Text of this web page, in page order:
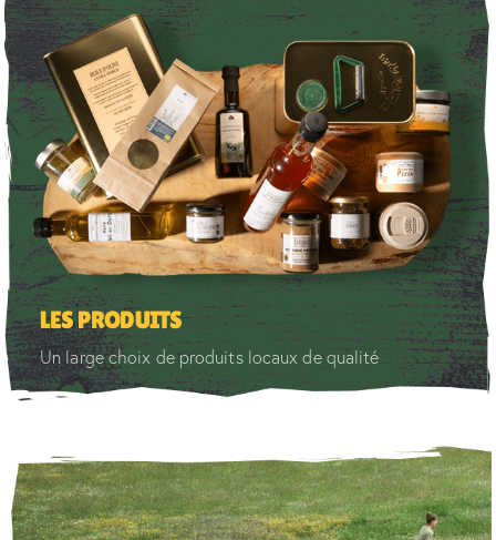
LES PRODUITS
Un large choix de produits locaux de qualité